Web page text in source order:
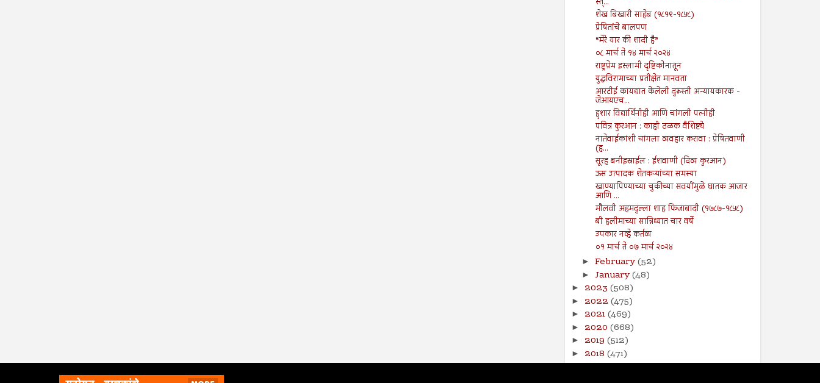
शेख बिखारी साहेब (१८१९-१८५८)
प्रेषितांचे बालपण
“मेरे यार की शादी है”
०८ मार्च ते १४ मार्च २०२४
राष्ट्रप्रेम इस्लामी दृष्टिकोनातून
युद्धविरामाच्या प्रतीक्षेत मानवता
आरटीई कायद्यात केलेली दुरूस्ती अन्यायकारक -
जेआयएच...
हुशार विद्यार्थिनीही आणि चांगली पत्नीही
पवित्र कुरआन : काही ठळक वैशिष्ट्ये
नातेवाईकांशी चांगला व्यवहार करावा : प्रेषितवाणी
(ह...
सूरह बनीइस्राईल : ईशवाणी (दिव्य कुरआन)
ऊस उत्पादक शेतकऱ्यांच्या समस्या
खाण्यापिण्याच्या चुकीच्या सवयींमुळे घातक आजार
आणि ...
मौलवी अहमदुल्ला शाह फिजाबादी (१७८७-१८५८)
बी हलीमाच्या सान्निध्यात चार वर्षे
उपकार नव्हे कर्तव्य
०१ मार्च ते ०७ मार्च २०२४
► February(52)
► January(48)
► 2023 (508)
► 2022 (475)
► 2021(469)
► 2020 (668)
► 2019 (512)
► 2018 (471)
►2017(141)